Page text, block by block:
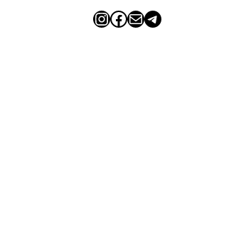
InstagramFacebook Email Telegram